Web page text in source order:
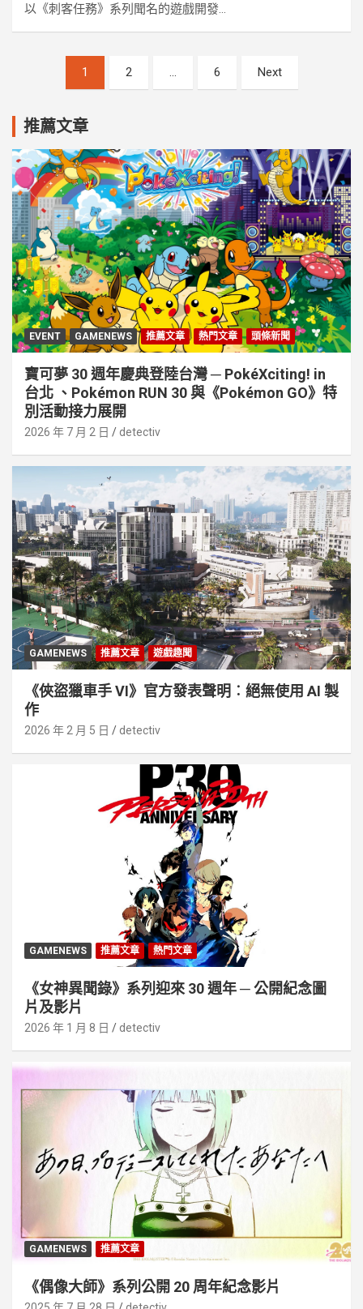
以《刺客任務》系列聞名的遊戲開發...
分
頁
1 2 ... 6 Next
推薦文章
EVENT GAMENEWS 推薦文章 熱門文章 頭條新聞
寶可夢 30 週年慶典登陸台灣 ─ PokéXciting! in
台北 、Pokémon RUN 30 與《Pokémon GO》特
別活動接⼒展開
2026 年 7 月 2 日 detectiv
GAMENEWS 推薦文章 遊戲趣聞
《俠盜獵車手 VI》官方發表聲明︰絕無使用 AI 製
作
2026 年 2 月 5 日 detectiv
GAMENEWS 推薦文章 熱門文章
《女神異聞錄》系列迎來 30 週年 ─ 公開紀念圖
片及影片
2026 年 1 月 8 日 detectiv
GAMENEWS 推薦文章
《偶像大師》系列公開 20 周年紀念影片